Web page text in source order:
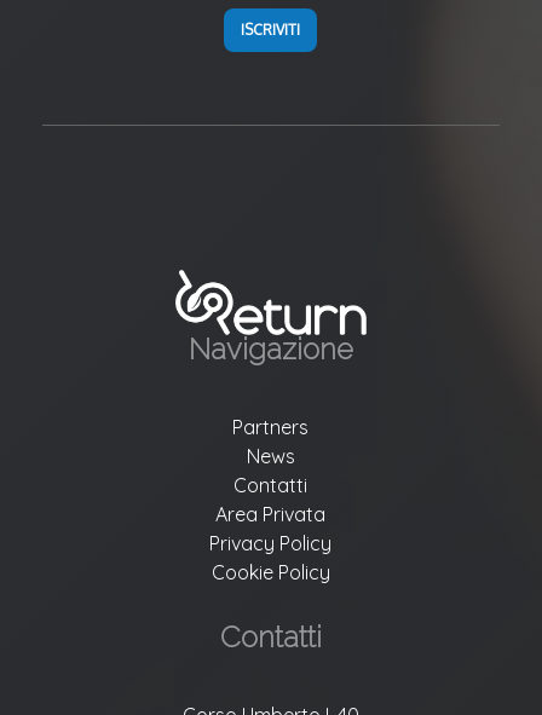
ISCRIVITI
Navigazione
Partners
News
Contatti
Area Privata
Privacy Policy
Cookie Policy
Contatti